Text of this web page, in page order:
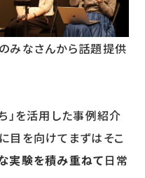
みなさんから話題提供
」を活用した事例紹介
目を向けてまずはそこ
実験を積み重ねて日常